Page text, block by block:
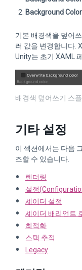
Background Color
기본 배경색을 덮어
러 값을 변경합니다.
Unity는 초기 XAML
배경색 덮어쓰기 스
기타 설정
이 섹션에서는 다음
즈할 수 있습니다.
렌더링
설정
셰이더 설정
셰이더 배리언트
최적화
스택 추적
Legacy